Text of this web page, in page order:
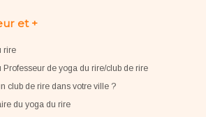
et +
rire
Professeur de yoga du rire/club de rire
club de rire dans votre ville ?
du yoga du rire